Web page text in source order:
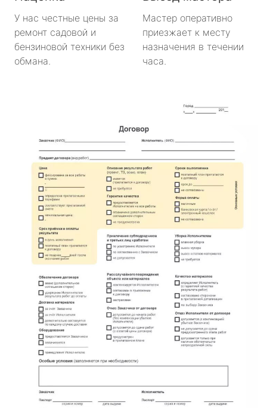
У нас честные цены за
ремонт садовой и
бензиновой техники без
обмана.
Мастер оперативно
приезжает к месту
назначения в течении
часа.